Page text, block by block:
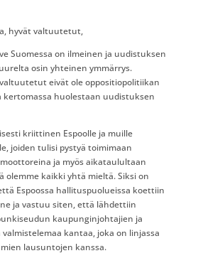
hyvät valtuutetut,
Suomessa on ilmeinen ja uudistuksen
osin yhteinen ymmärrys.
eivät ole oppositiopolitiikan
kertomassa huolestaan uudistuksen
kriittinen Espoolle ja muille
joiden tulisi pystyä toimimaan
ja myös aikataulultaan
kaikki yhtä mieltä. Siksi on
Espoossa hallituspuolueissa koettiin
ja vastuu siten, että lähdettiin
kaupunginjohtajien ja
kantaa, joka on linjassa
lausuntojen kanssa.